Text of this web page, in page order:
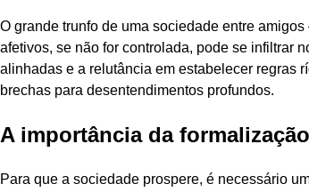
O grande trunfo de uma sociedade entre
afetivos, se não for controlada, pode se infiltrar
alinhadas e a relutância em estabelecer regras
brechas para desentendimentos profundos.
A importância da formalização
Para que a sociedade prospere, é necessário